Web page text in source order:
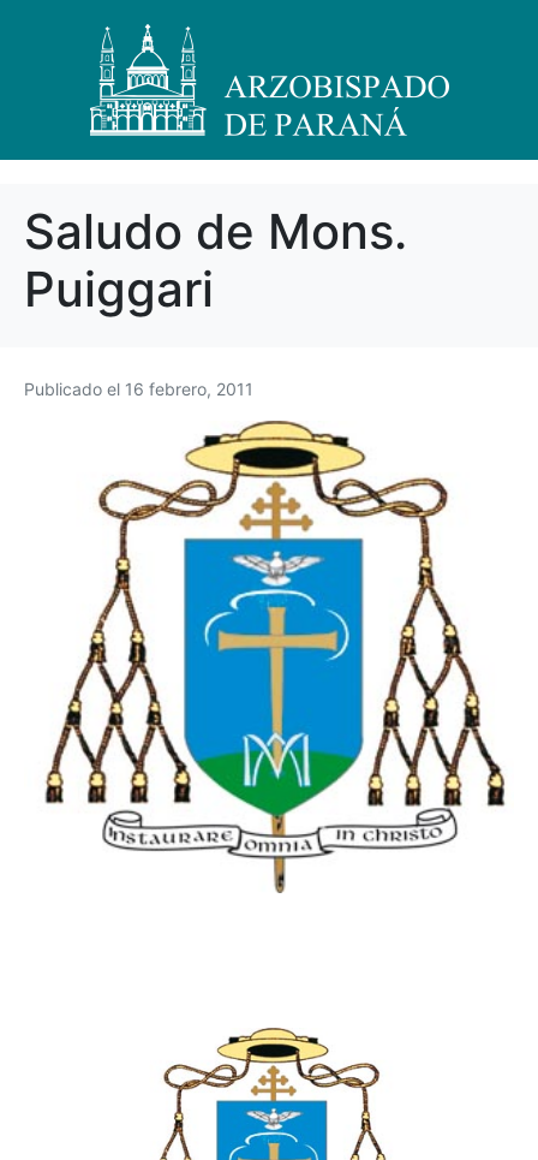
Saludo de Mons.
Puiggari
Publicado el 16 febrero, 2011